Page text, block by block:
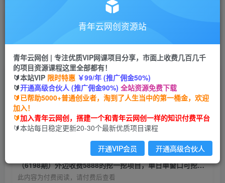
搭建同款网站，自己当老板
首页 创业课程 会员专属 正文
（6198期）外边收费5888的挖一挖项目，单日单
窗口可挖出100米，全自动，可多开
青年云网创
2年前发布
关注 私信
（6198期）外边收费5888的挖一挖项目，单日单窗口可挖出100米，全自动，可多开
此内容为付费阅读，请付费后查看
青年云网创资源站
青年云网创 | 专注优质VIP网课项目分享，市面上收费几百几千
的项目资源课程这里全部都有！
🔰本站VIP 限时特惠 ￥99/年 (推广佣金50%)
🔰开通高级合伙人 (推广佣金90%) 全站资源免费下载
🔰已帮助5000+普通创业者，淘到了人生当中的第一桶金，欢迎
加入！
🔰加入青年云网创，搭建一个和青年云网创一样的知识付费平台
🔰本站每日稳定更新20-30个最新优质项目课程
开通VIP会员 开通高级合伙人